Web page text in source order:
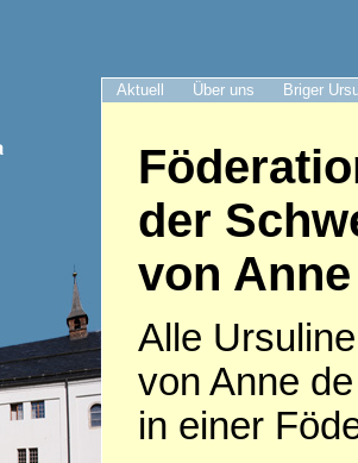
Aktuell Über uns Briger
der
von
Alle
von Anne
in einer